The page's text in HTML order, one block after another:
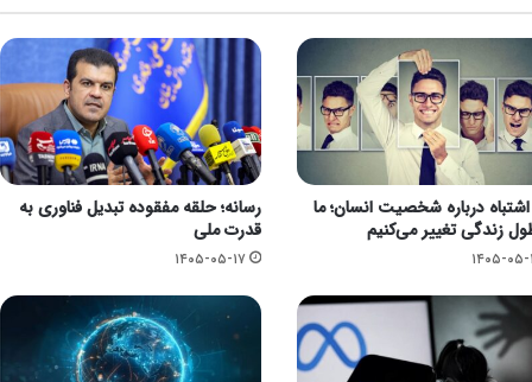
اشتباه درباره شخصیت انسان؛ ما
زندگی تغییر می‌کنیم
۰۵-۱۷
رسانه؛ حلقه مفقوده تبدیل فناوری به
قدرت ملی
۱۴۰۵-۰۵-۱۷